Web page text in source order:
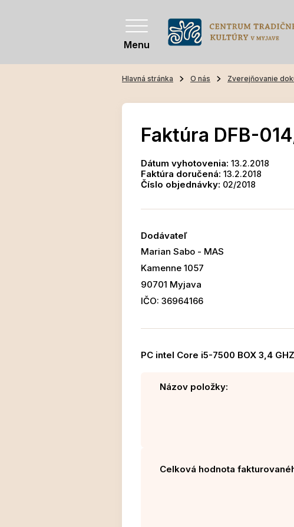
Menu
Hlavná stránka O nás Zverejňovanie
Faktúra DFB-
Dátum vyhotovenia: 13.2.2018
Faktúra doručená: 13.2.2018
Číslo objednávky: 02/2018
Dodávateľ
Marian Sabo - MAS
Kamenne 1057
90701 Myjava
IČO: 36964166
PC intel Core i5-7500 BOX 3,4
Názov položky:
Celková hodnota